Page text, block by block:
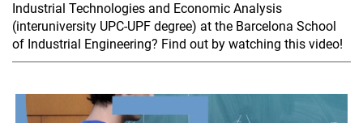
Industrial Technologies and Economic Analysis
(interuniversity UPC-UPF degree) at the Barcelona School
of Industrial Engineering? Find out by watching this video!